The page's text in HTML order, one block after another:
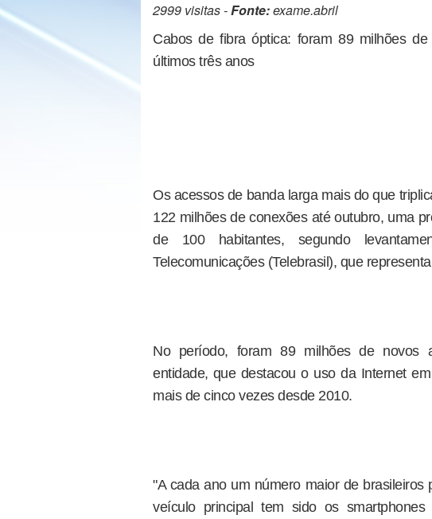
2999 visitas -Fonte:exame.abril
Cabos de fibra óptica: foram 89 milhões
últimos três anos
Os acessos de banda larga mais do que
122 milhões de conexões até outubro, uma
de 100 habitantes, segundo
Telecomunicações (Telebrasil), que
No período, foram 89 milhões de novos
entidade, que destacou o uso da Internet
mais de cinco vezes desde 2010.
"A cada ano um número maior de
veículo principal tem sido os